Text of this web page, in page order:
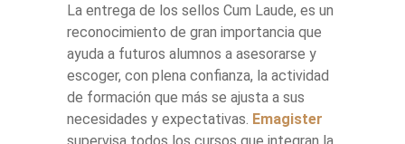
La entrega de los sellos Cum Laude, es un
reconocimiento de gran importancia que
ayuda a futuros alumnos a asesorarse y
escoger, con plena confianza, la actividad
de formación que más se ajusta a sus
necesidades y expectativas. Emagister